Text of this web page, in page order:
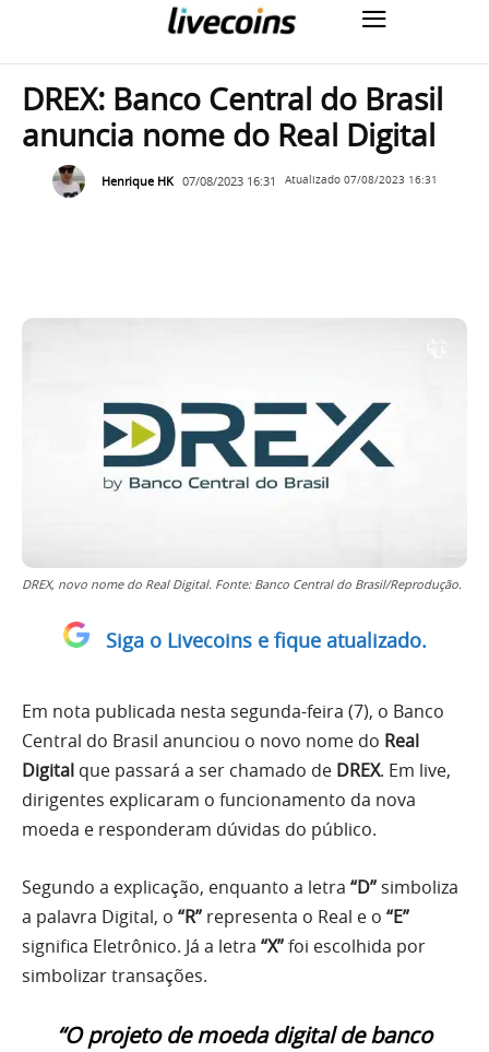
DREX: Banco Central do Brasil
anuncia nome do Real Digital
Henrique HK 07/08/2023 16:31 Atualizado 07/08/2023 16:31
DREX, novo nome do Real Digital. Fonte: Banco Central do Brasil/Reprodução.
Siga o Livecoins e fique atualizado.
Em nota publicada nesta segunda-feira (7), o Banco
Central do Brasil anunciou o novo nome do Real
Digital que passará a ser chamado de DREX. Em live,
dirigentes explicaram o funcionamento da nova
moeda e responderam dúvidas do público.
Segundo a explicação, enquanto a letra “D” simboliza
a palavra Digital, o “R” representa o Real e o “E”
significa Eletrônico. Já a letra “X”foi escolhida por
simbolizar transações.
“O projeto de moeda digital de banco